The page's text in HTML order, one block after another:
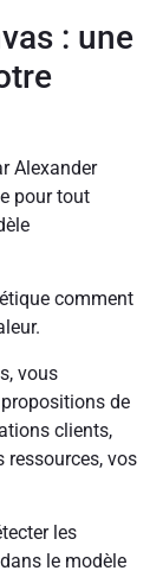
: une
Alexander
pour tout
comment
vous
de
clients,
ressources, vos
les
le modèle